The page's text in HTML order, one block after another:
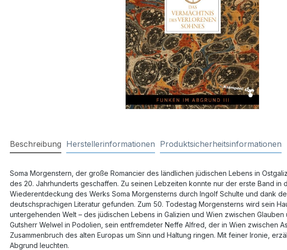
Beschreibung Herstellerinformationen Produktsicherheitsinformationen
Soma Morgenstern, der große Romancier des ländlichen jüdischen Lebens in
des 20. Jahrhunderts geschaffen. Zu seinen Lebzeiten konnte nur der erste Band
Wiederentdeckung des Werks Soma Morgensterns durch Ingolf Schulte und dank
deutschsprachigen Literatur gefunden. Zum 50. Todestag Morgensterns wird sein
untergehenden Welt – des jüdischen Lebens in Galizien und Wien zwischen
Gutsherr Welwel in Podolien, sein entfremdeter Neffe Alfred, der in Wien zwischen
Zusammenbruch des alten Europas um Sinn und Haltung ringen. Mit feiner Ironie,
Abgrund leuchten.